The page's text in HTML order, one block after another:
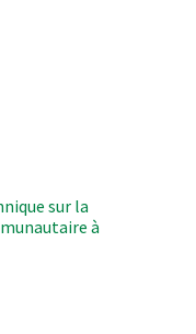
sur la
à